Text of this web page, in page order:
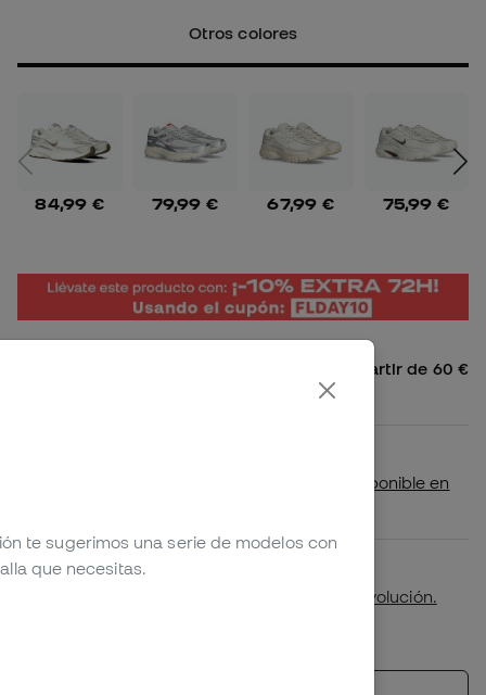
Otros colores
84,99 € 79,99 € 67,99 € 75,99 €
Envío gratis a España Peninsular a partir de 60 €
Comprueba si este producto está disponible en
Primer cambio de talla gratuito.
política de devolución.
te sugerimos una serie de modelos con
que necesitas.